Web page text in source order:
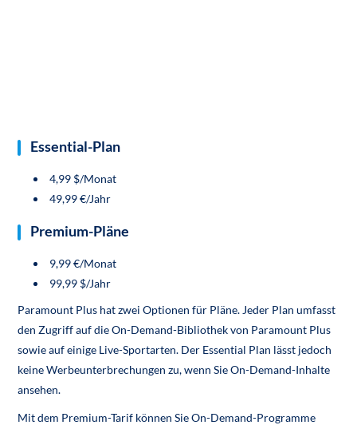
Essential-Plan
4,99 $/Monat
49,99 €/Jahr
Premium-Pläne
9,99 €/Monat
99,99 $/Jahr
Paramount Plus hat zwei Optionen für Pläne. Jeder Plan umfasst
den Zugriff auf die On-Demand-Bibliothek von Paramount Plus
sowie auf einige Live-Sportarten. Der Essential Plan lässt jedoch
keine Werbeunterbrechungen zu, wenn Sie On-Demand-Inhalte
ansehen.
Mit dem Premium-Tarif können Sie On-Demand-Programme